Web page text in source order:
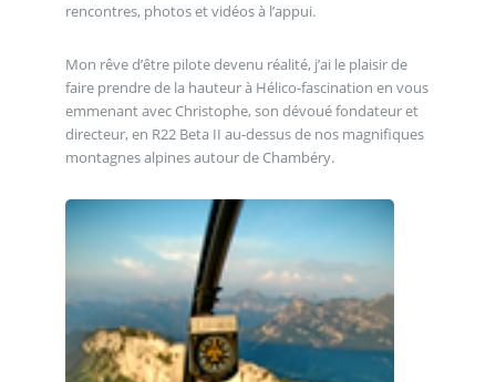
rencontres, photos et vidéos à l’appui.
Mon rêve d’être pilote devenu réalité, j’ai le plaisir de
faire prendre de la hauteur à Hélico-fascination en vous
emmenant avec Christophe, son dévoué fondateur et
directeur, en R22 Beta II au-dessus de nos magnifiques
montagnes alpines autour de Chambéry.